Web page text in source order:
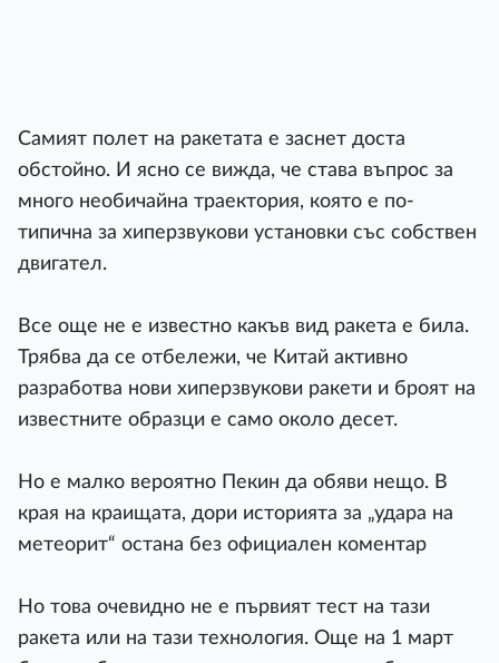
Самият полет на ракетата е заснет доста
обстойно. И ясно се вижда, че става въпрос за
много необичайна траектория, която е по-
типична за хиперзвукови установки със собствен
двигател.
Все още не е известно какъв вид ракета е била.
Трябва да се отбележи, че Китай активно
разработва нови хиперзвукови ракети и броят на
известните образци е само около десет.
Но е малко вероятно Пекин да обяви нещо. В
края на краищата, дори историята за „удара на
метеорит“ остана без официален коментар
Но това очевидно не е първият тест на тази
ракета или на тази технология. Още на 1 март